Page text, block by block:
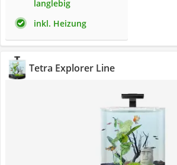
langlebig
inkl. Heizung
Tetra Explorer Line